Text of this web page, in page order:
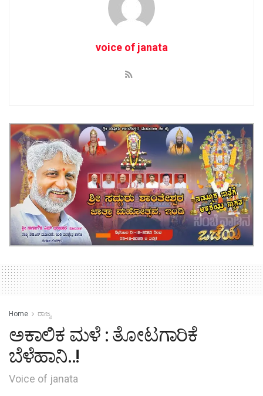
voice of janata
Home ರಾಜ್ಯ
ಅಕಾಲಿಕ ಮಳೆ : ತೋಟಗಾರಿಕೆ
ಬೆಳೆಹಾನಿ..!
Voice of janata